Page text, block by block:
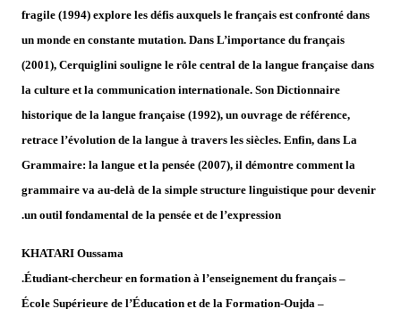
fragile (1994) explore les défis auxquels le français est confronté dans
un monde en constante mutation. Dans L’importance du français
(2001), Cerquiglini souligne le rôle central de la langue française dans
la culture et la communication internationale. Son Dictionnaire
historique de la langue française (1992), un ouvrage de référence,
retrace l’évolution de la langue à travers les siècles. Enfin, dans La
Grammaire: la langue et la pensée (2007), il démontre comment la
grammaire va au-delà de la simple structure linguistique pour devenir
un outil fondamental de la pensée et de l’expression.
KHATARI Oussama
– Étudiant-chercheur en formation à l’enseignement du français.
– École Supérieure de l’Éducation et de la
Formation-Oujda